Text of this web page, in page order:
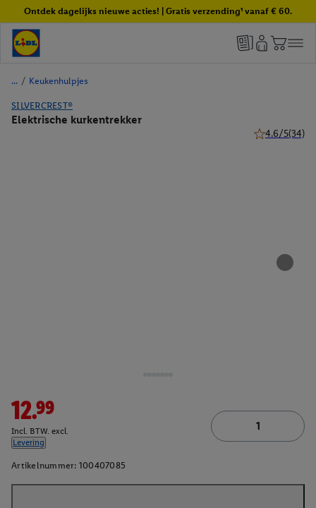
Ontdek dagelijks nieuwe acties! | Gratis verzending¹ vanaf € 60.
/ Keukenhulpjes
SILVERCREST®
Elektrische kurkentrekker
4.6/5(34)
12.99
Incl. BTW. excl.
Levering
Artikelnummer: 100407085